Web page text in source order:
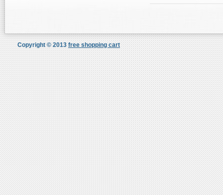
Copyright © 2013free shopping cart